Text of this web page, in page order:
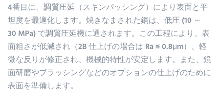
4番目に、調質圧延（スキンパッシング）により表面と平
坦度を最適化します。焼きなまされた鋼は、低圧 (10 ～
30 MPa) で調質圧延機に通されます。この工程により、表
面粗さが低減され（2B 仕上げの場合は Ra ≤ 0.8μm）、軽
微な反りが修正され、機械的特性が安定します。また、鏡
面研磨やブラッシングなどのオプションの仕上げのために
表面を準備します。